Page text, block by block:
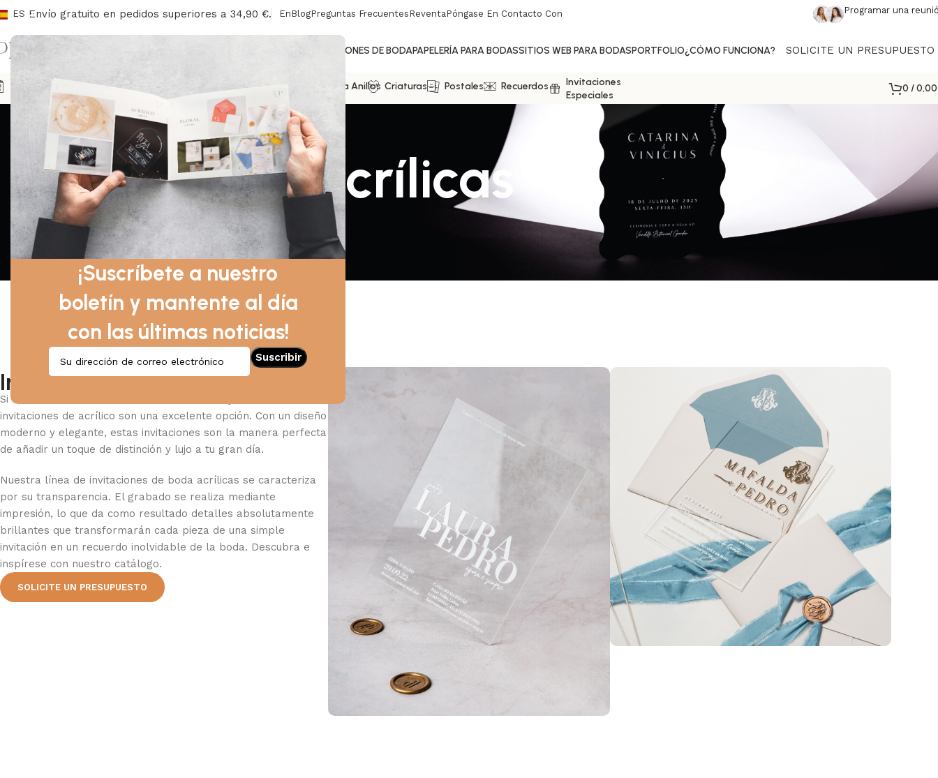
¡Suscríbete a nuestro
boletín y mantente al día
con las últimas noticias!
ES Envío gratuito en pedidos superiores a 34,90 €. En BlogPreguntas Frecuentes ReventaPóngase En Contacto Con Programar una
INVITACIONES DE BODAPAPELERÍA PARA BODASSITIOS WEB PARA BODASPORTFOLIO¿CÓMO FUNCIONA? SOLICITE UN PRESUPUESTO
Agendas Sobres/Sellos Señalización Libros De Honor Cajas Para Anillos Criaturas Postales Recuerdos
Invitaciones
Especiales
0 /
Invitaciones acrílicas
Invitaciones de boda acrílicas
Si buscas una invitación de boda innovadora y sofisticada, las
invitaciones de acrílico son una excelente opción. Con un diseño
moderno y elegante, estas invitaciones son la manera perfecta
de añadir un toque de distinción y lujo a tu gran día.
Nuestra línea de invitaciones de boda acrílicas se caracteriza
por su transparencia. El grabado se realiza mediante
impresión, lo que da como resultado detalles absolutamente
brillantes que transformarán cada pieza de una simple
invitación en un recuerdo inolvidable de la boda. Descubra e
inspírese con nuestro catálogo.
SOLICITE UN PRESUPUESTO